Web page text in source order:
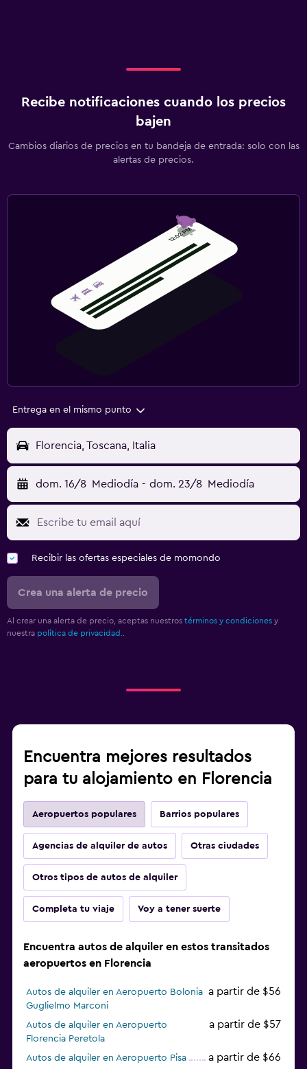
Recibe notificaciones cuando los precios
bajen
Cambios diarios de precios en tu bandeja de entrada: solo con las
alertas de precios.
Entrega en el mismo punto
Florencia, Toscana, Italia
dom. 16/8 Mediodía - dom. 23/8 Mediodía
Recibir las ofertas especiales de momondo
Crea una alerta de precio
Al crear una alerta de precio, aceptas nuestros términos y condiciones y
nuestra política de privacidad..
Encuentra mejores resultados
para tu alojamiento en Florencia
Aeropuertos populares Barrios populares
Agencias de alquiler de autos Otras ciudades
Otros tipos de autos de alquiler
Completa tu viaje Voy a tener suerte
Encuentra autos de alquiler en estos transitados
aeropuertos en Florencia
Autos de alquiler en Aeropuerto Bolonia
Guglielmo Marconi
a partir de $56
Autos de alquiler en Aeropuerto
Florencia Peretola
a partir de $57
Autos de alquiler en Aeropuerto Pisa a partir de $66